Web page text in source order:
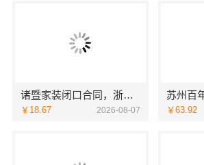
诸暨家装闭口合同，浙江宜美嘉装饰让您放心
￥18.67 2026-08-07 ￥63.92